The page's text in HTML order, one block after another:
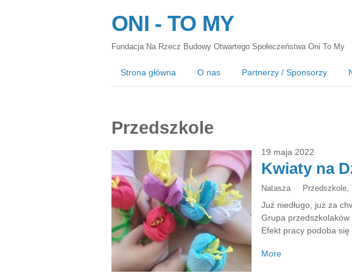
ONI - TO MY
Fundacja Na Rzecz Budowy Otwartego Społeczeństwa Oni To My
Strona główna O nas Partnerzy / Sponsorzy
Przedszkole
19 maja 2022
Kwiaty na
Natasza Przedszkole,
Już niedługo, już za
Grupa przedszkolaków
Efekt pracy podoba się
More